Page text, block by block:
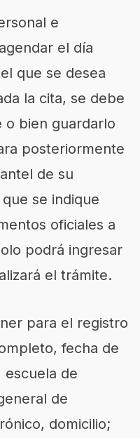
e
el día
que se desea
la cita, se debe
bien guardarlo
posteriormente
de su
se indique
oficiales a
podrá ingresar
el trámite.
para el registro
fecha de
escuela de
de
domicilio;